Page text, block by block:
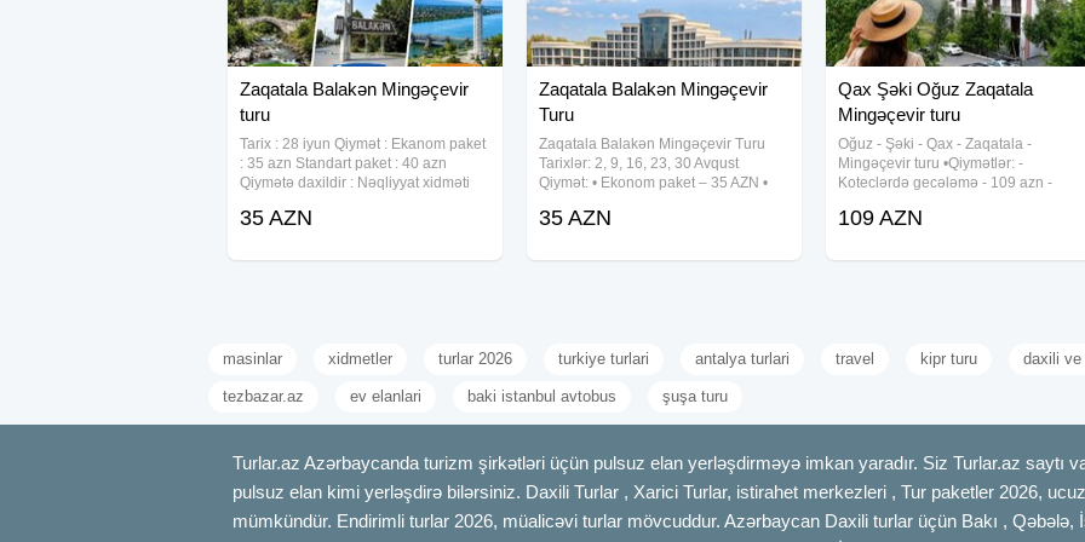
Zaqatala Balakən Mingəçevir
turu
Tarix : 28 iyun Qiymət : Ekanom paket
: 35 azn Standart paket : 40 azn
Qiymətə daxildir : Nəqliyyat xidməti
paketdə) Çay sufrəsi Tur rəhbəri
35 AZN
Zaqatala Balakən Mingəçevir
Turu
Zaqatala Balakən Mingəçevir Turu
Tarixlər: 2, 9, 16, 23, 30 Avqust
Qiymət: • Ekonom paket – 35 AZN •
yeməyi daxil) Qiymətə daxildir: •
35 AZN
Qax Şəki Oğuz Zaqatala
Mingəçevir turu
Oğuz - Şəki - Qax - Zaqatala -
Mingəçevir turu •Qiymətlər: -
Koteclərdə gecələmə - 109 azn -
•Tarix: 1-2, 8-9, 15-16, 22-23, 29-39
109 AZN
masinlar xidmetler turlar 2026 turkiye turlari antalya turlari travel kipr turu daxili ve
tezbazar.az ev elanlari baki istanbul avtobus şuşa turu
Turlar.az Azərbaycanda turizm şirkətləri üçün pulsuz elan yerləşdirməyə imkan yaradır. Siz Turlar.az saytı
pulsuz elan kimi yerləşdirə bilərsiniz. Daxili Turlar , Xarici Turlar, istirahet merkezleri , Tur paketler 2026,
mümkündür. Endirimli turlar 2026, müalicəvi turlar mövcuddur. Azərbaycan Daxili turlar üçün Bakı , Qəbələ,